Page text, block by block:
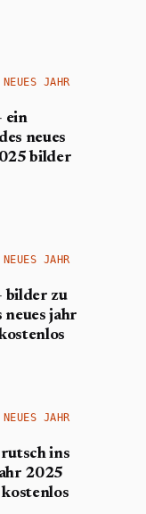
NEUES JAHR
ein
neues
bilder
NEUES JAHR
bilder zu
neues jahr
NEUES JAHR
ins
2025